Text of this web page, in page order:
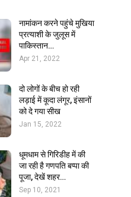
नामांकन करने पहुंचे मुखिया
प्रत्याशी के जुलूस में
पाकिस्तान…
Apr 21, 2022
दो लोगों के बीच हो रही
लड़ाई में कूदा लंगूर, इंसानों
को दे गया सीख
Jan 15, 2022
धूमधाम से गिरिडीह में की
जा रही है गणपति बप्पा की
पूजा, देखें शहर…
Sep 10, 2021